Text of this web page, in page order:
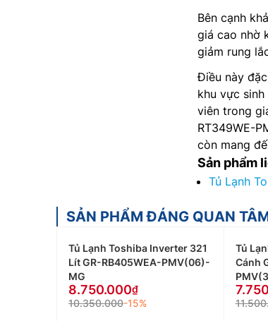
Bên cạnh
giá cao nhờ
giảm rung
Điều này
khu vực
viên trong
RT349WE-
còn mang
Sản phẩm
Tủ Lạnh
SẢN PHẨM ĐÁNG QUAN
Tủ Lạnh Toshiba Inverter 321
Lít GR-RB405WEA-PMV(06)-
MG
8.750.000
10.350.000-15%
Tủ
Cánh